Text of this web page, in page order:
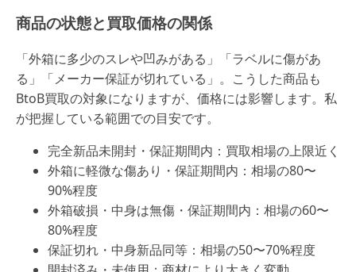
商品の状態と買取価格の関係
「外箱に多少のスレや凹みがある」「ラベルに傷があ
る」「メーカー保証が切れている」。こうした商品も
BtoB買取の対象になりますが、価格には影響します。私
が把握している範囲での目安です。
完全新品未開封・保証期間内：買取相場の上限近く
外箱に軽微な傷あり・保証期間内：相場の80〜
90%程度
外箱破損・中身は無傷・保証期間内：相場の60〜
80%程度
保証切れ・中身新品同等：相場の50〜70%程度